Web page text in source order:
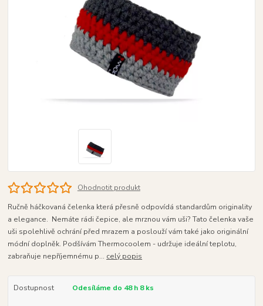
Ohodnotit produkt
Ručně háčkovaná čelenka která přesně odpovídá standardům originality
a elegance. Nemáte rádi čepice, ale mrznou vám uši? Tato čelenka vaše
uši spolehlivě ochrání před mrazem a poslouží vám také jako originální
módní doplněk. Podšívám Thermocoolem - udržuje ideální teplotu,
zabraňuje nepříjemnému p... celý popis
Dostupnost Odesíláme do 48 h 8 ks